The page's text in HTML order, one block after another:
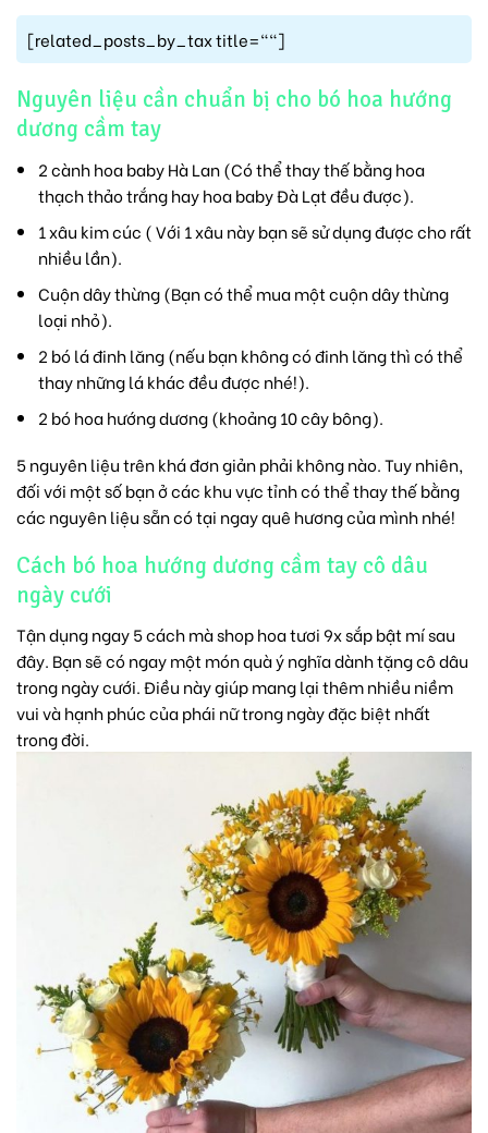
[related_posts_by_tax title=""]
Nguyên liệu cần chuẩn bị cho bó hoa hướng
dương cầm tay
2 cành hoa baby Hà Lan (Có thể thay thế bằng hoa
thạch thảo trắng hay hoa baby Đà Lạt đều được).
1 xâu kim cúc ( Với 1 xâu này bạn sẽ sử dụng được cho rất
nhiều lần).
Cuộn dây thừng (Bạn có thể mua một cuộn dây thừng
loại nhỏ).
2 bó lá đinh lăng (nếu bạn không có đinh lăng thì có thể
thay những lá khác đều được nhé!).
2 bó hoa hướng dương (khoảng 10 cây bông).
5 nguyên liệu trên khá đơn giản phải không nào. Tuy nhiên,
đối với một số bạn ở các khu vực tỉnh có thể thay thế bằng
các nguyên liệu sẵn có tại ngay quê hương của mình nhé!
Cách bó hoa hướng dương cầm tay cô dâu
ngày cưới
Tận dụng ngay 5 cách màshop hoa tươi 9xsắp bật mí sau
đây. Bạn sẽ có ngay một món quà ý nghĩa dành tặng cô dâu
trong ngày cưới. Điều này giúp mang lại thêm nhiều niềm
vui và hạnh phúc của phái nữ trong ngày đặc biệt nhất
trong đời.